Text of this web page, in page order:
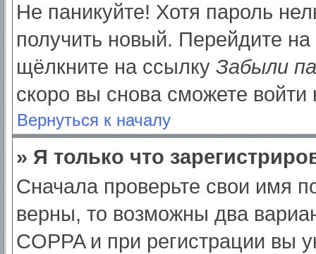
Не паникуйте! Хотя пароль
получить новый. Перейдите
щёлкните на ссылку Забыли
скоро вы снова сможете
Вернуться к началу
» Я только что
Сначала проверьте свои имя
верны, то возможны два
COPPA и при регистрации вы